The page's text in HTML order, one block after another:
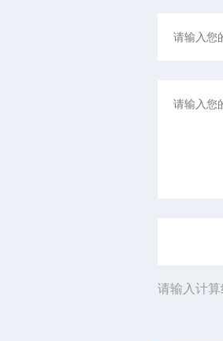
请输入计